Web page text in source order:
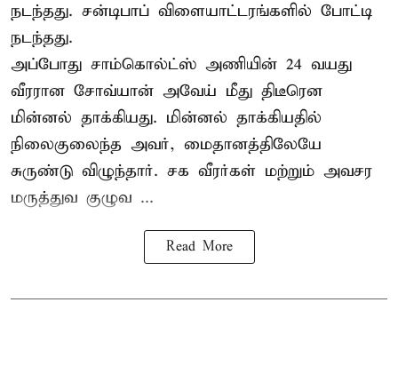
நடந்தது. சன்டிபாப் விளையாட்டரங்களில் போட்டி
நடந்தது.
அப்போது சாம்கொல்ட்ஸ் அணியின் 24 வயது
வீரரான சோவ்யான் அவேய் மீது திடீரென
மின்னல் தாக்கியது. மின்னல் தாக்கியதில்
நிலைகுலைந்த அவர், மைதானத்திலேயே
சுருண்டு விழுந்தார். சக வீரர்கள் மற்றும் அவசர
மருத்துவ குழுவ ...
Read More